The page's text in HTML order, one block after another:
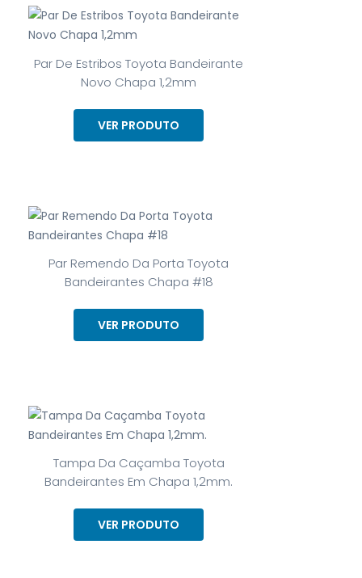
Par De Estribos Toyota Bandeirante
Novo Chapa 1,2mm
VER PRODUTO
Par Remendo Da Porta Toyota
Bandeirantes Chapa #18
VER PRODUTO
Tampa Da Caçamba Toyota
Bandeirantes Em Chapa 1,2mm.
VER PRODUTO